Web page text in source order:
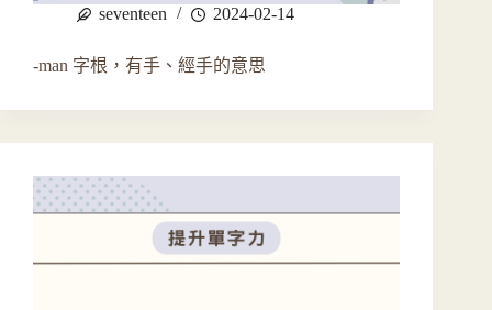
seventeen 2024-02-14
-man 字根，有手、經手的意思